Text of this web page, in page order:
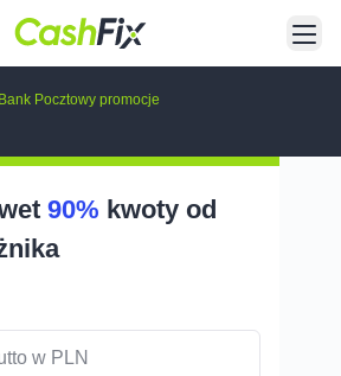
Bank Pocztowy promocje
90% kwoty od